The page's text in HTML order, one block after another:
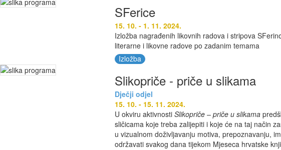
SFerice
15. 10. - 1. 11. 2024.
Izložba nagrađenih likovnih radova i stripova
literarne i likovne radove po zadanim temama
Izložba
Slikopriče - priče u slikama
Dječji odjel
15. 10. - 15. 11. 2024.
U okviru aktivnosti Slikopriče – priče u slikama
sličicama koje treba zalijepiti i koje će na taj način
u vizualnom doživljavanju motiva, prepoznavanju,
održavati svakog dana tijekom Mjeseca hrvatske